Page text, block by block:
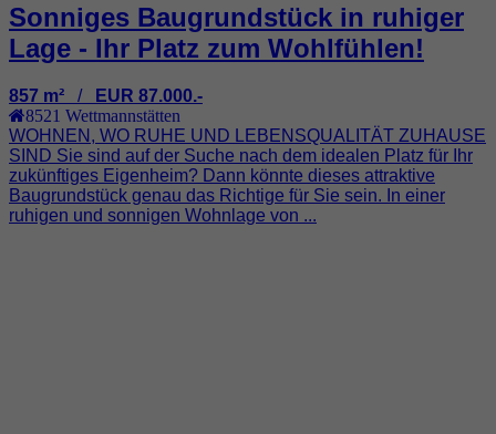
Sonniges Baugrundstück in ruhiger
Lage - Ihr Platz zum Wohlfühlen!
857 m² / EUR 87.000.-
8521 Wettmannstätten
WOHNEN, WO RUHE UND LEBENSQUALITÄT ZUHAUSE
SIND Sie sind auf der Suche nach dem idealen Platz für Ihr
zukünftiges Eigenheim? Dann könnte dieses attraktive
Baugrundstück genau das Richtige für Sie sein. In einer
ruhigen und sonnigen Wohnlage von ...